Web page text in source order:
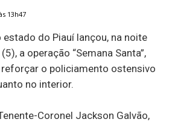
13h47
do Piauí lançou, na noite
a operação “Semana Santa”,
o policiamento ostensivo
no interior.
Coronel Jackson Galvão,